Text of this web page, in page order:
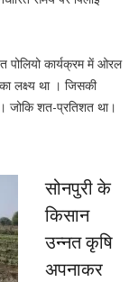
पोलियो कार्यक्रम में ओरल
लक्ष्य था । जिसकी
जोकि शत-प्रतिशत था।
सोनपुरी के
किसान
उन्नत कृषि
अपनाकर